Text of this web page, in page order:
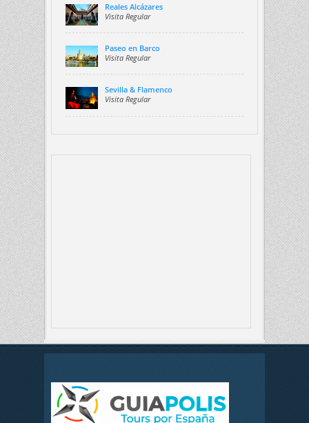
Reales Alcázares
Visita Regular
Paseo en Barco
Visita Regular
Sevilla & Flamenco
Visita Regular